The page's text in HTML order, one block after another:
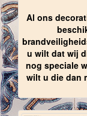
Al ons
u wilt dat wij
nog speciale
wilt u die dan